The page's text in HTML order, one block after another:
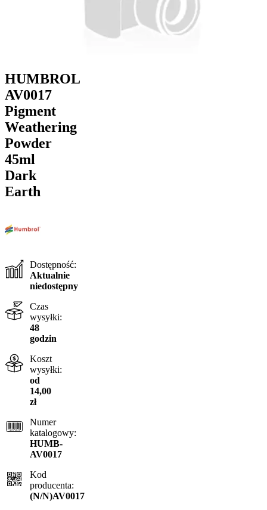
HUMBROL
AV0017
Pigment
Weathering
Powder
45ml
Dark
Earth
Dostępność:
Aktualnie
niedostępny
Czas
wysyłki:
48
godzin
Koszt
wysyłki:
od
14,00
zł
Numer
katalogowy:
HUMB-
AV0017
Kod
producenta:
(N/N)AV0017